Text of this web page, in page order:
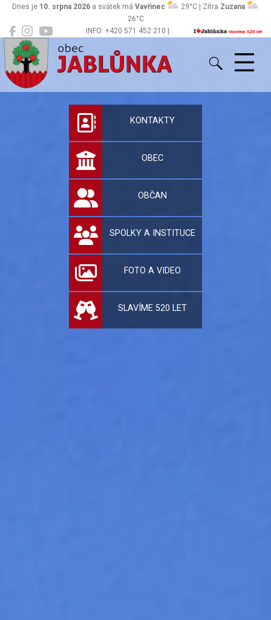
INFO: +420 571 452 210 |
Dnes je 10. srpna 2026 a svátek má Vavřinec 29°C | Zítra Zuzana
26°C
Jablůnka
Oficiální stránky
KONTAKTY
OBEC
OBČAN
SPOLKY A INSTITUCE
FOTO A VIDEO
SLAVÍME 520 LET